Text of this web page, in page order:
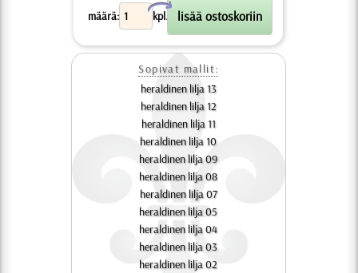
määrä: kpl.
X
Sopivat mallit:
heraldinen lilja 13
heraldinen lilja 12
heraldinen lilja 11
heraldinen lilja 10
heraldinen lilja 09
heraldinen lilja 08
heraldinen lilja 07
heraldinen lilja 05
heraldinen lilja 04
heraldinen lilja 03
heraldinen lilja 02